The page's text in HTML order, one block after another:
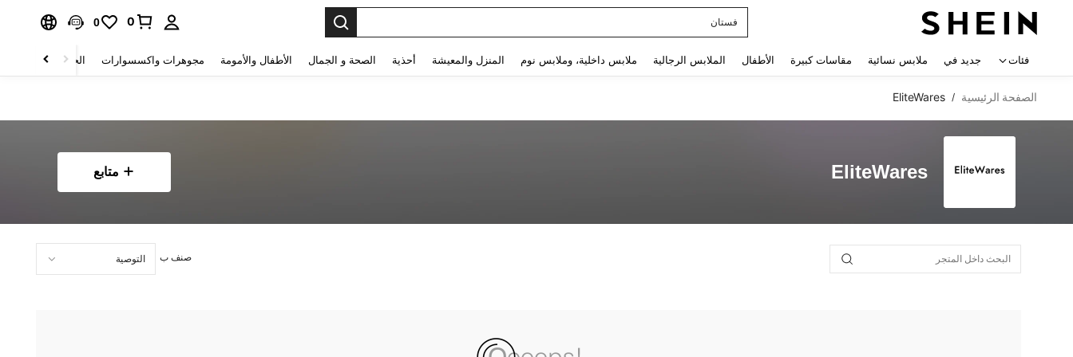
فستان
0
0
فئات جديد في ملابس نسائية مقاسات كبيرة الأطفال الملابس الرجالية ملابس داخلية، وملابس نوم المنزل والمعيشة أحذية الصحة و الجمال الأطفال والأمومة مجوهرات واكسسوارات الحقائب والأمتعة
الصفحة الرئيسية /
EliteWares
EliteWares متابع
صنف ب